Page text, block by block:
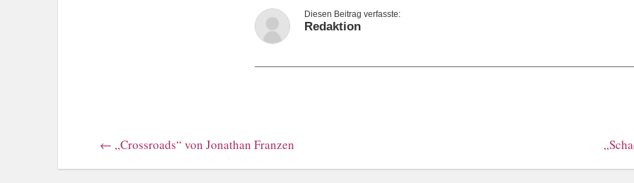
Redaktion
← „Crossroads“ von Jonathan Franzen